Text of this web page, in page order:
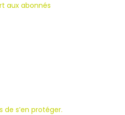
aux abonnés
s’en protéger.